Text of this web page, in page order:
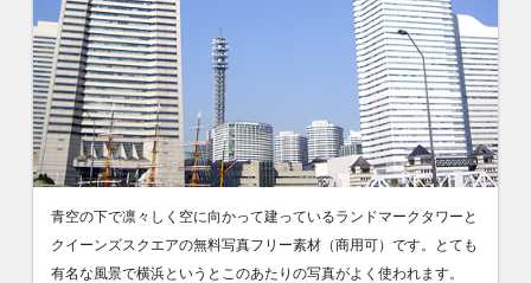
青空の下で凛々しく空に向かって建っているランドマークタワーと
クイーンズスクエアの無料写真フリー素材（商用可）です。とても
有名な風景で横浜というとこのあたりの写真がよく使われます。